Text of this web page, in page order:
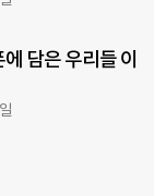
담은 우리들 이